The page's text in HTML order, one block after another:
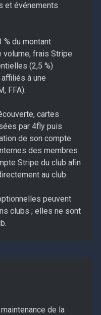
et événements
% du montant
frais Stripe
(2,5 %)
à une
FFA).
cartes
par 4fly puis
de son compte
des membres
Stripe du club afin
au club.
peuvent
clubs ; elles ne sont
de la